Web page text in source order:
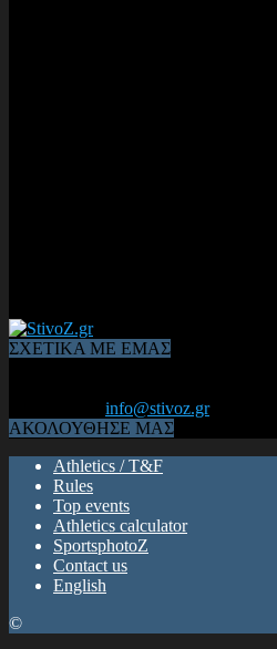
ΣΧΕΤΙΚΑ ΜΕ ΕΜΑΣ
info@stivoz.gr
ΑΚΟΛΟΥΘΗΣΕ ΜΑΣ
Athletics / T&F
Rules
Top events
Athletics calculator
SportsphotoZ
Contact us
English
©